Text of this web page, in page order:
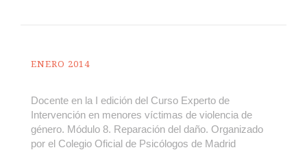
ENERO 2014
Docente en la I edición del Curso Experto de
Intervención en menores víctimas de violencia de
género. Módulo 8. Reparación del daño. Organizado
por el Colegio Oficial de Psicólogos de Madrid